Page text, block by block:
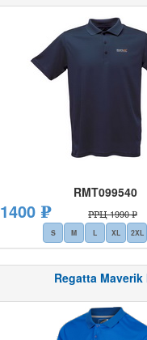
RMT099540
1400 ₽ РРЦ 1990 ₽
S M L XL 2XL
Regatta Maverik